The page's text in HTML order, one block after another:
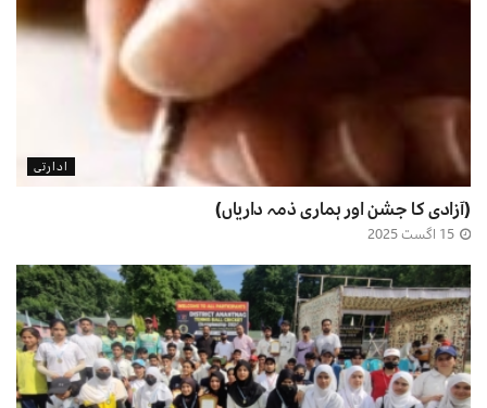
ادارتی
(آزادی کا جشن اور ہماری ذمہ داریاں)